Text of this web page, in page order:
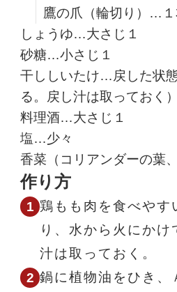
鷹の爪（輪切り）…
しょうゆ…大さじ１
砂糖…小さじ１
干ししいたけ…戻した状
る。戻し汁は取っておく）
料理酒…大さじ１
塩…少々
香菜（コリアンダーの葉
作り方
鶏もも肉を食べやす
り、水から火にかけ
汁は取っておく。
鍋に植物油をひき、